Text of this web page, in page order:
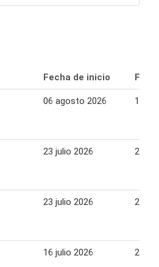
Fecha de inicio
06 agosto 2026 12
23 julio 2026 29
23 julio 2026 29
16 julio 2026 22